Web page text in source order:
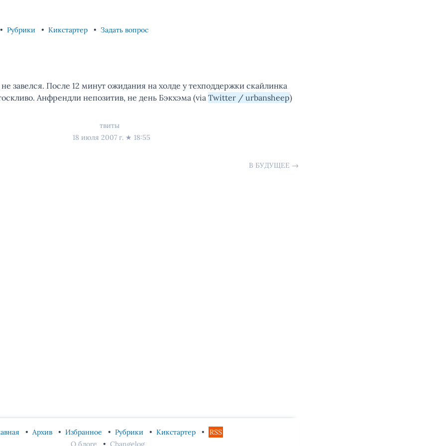
Рубрики Кикстартер Задать вопрос
завелся. После 12 минут ожидания на холде у техподдержки скайлинка
Анфрендли непозитив, не день Бэкхэма (via Twitter / urbansheep)
твиты
18 июля 2007 г. ★ 18:55
В БУДУЩЕЕ →
Архив Избранное Рубрики Кикстартер
RSS
О блоге
Changelog